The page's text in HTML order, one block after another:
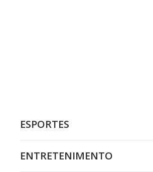
ESPORTES
ENTRETENIMENTO